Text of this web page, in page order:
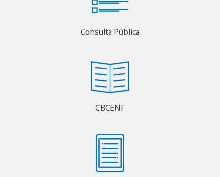
Consulta Pública
CBCENF